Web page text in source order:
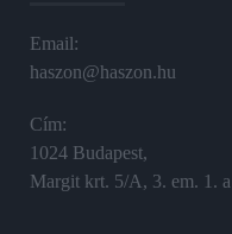
Email:
haszon@haszon.hu
Cím:
1024 Budapest,
Margit krt. 5/A, 3. em. 1. a